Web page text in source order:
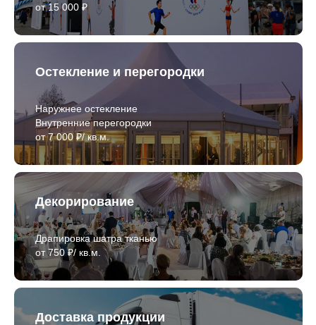
от 15 000 ₽
Остекление и перегородки
Наружнее остекление
Внутренние перегородки
от 7 000 ₽/ кв.м.
Декорирование
Драпировка шатра тканью
от 750 ₽/ кв.м.
Доставка продукции